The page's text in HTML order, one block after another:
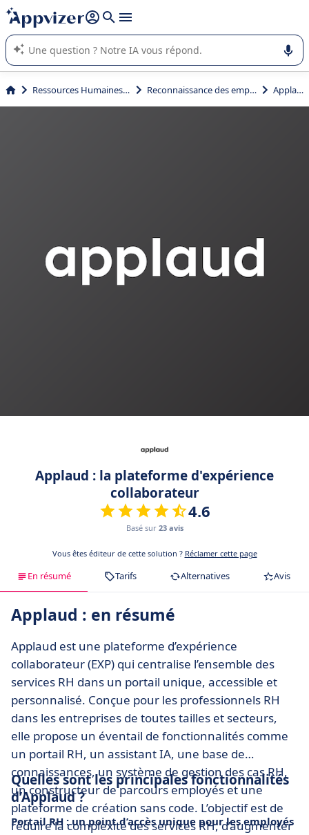
répondre (plusieurs lignes avec
L'IA de Appvizer vous guide dans l'utilisation ou la sélection de
logiciel SaaS en entreprise.
Ressources Humaines (RH) Reconnaissance des employés Applaud
Applaud : la plateforme d'expérience
collaborateur
4.6
Basé sur 23 avis
Vous êtes éditeur de cette solution ? Réclamer cette page
En résumé Tarifs Alternatives Avis
Applaud : en résumé
Applaud est une plateforme d’expérience
collaborateur (EXP) qui centralise l’ensemble des
services RH dans un portail unique, accessible et
personnalisé. Conçue pour les professionnels RH
dans les entreprises de toutes tailles et secteurs,
elle propose un éventail de fonctionnalités comme
un portail RH, un assistant IA, une base de
connaissances, un système de gestion des cas RH,
un constructeur de parcours employés et une
plateforme de création sans code. L’objectif est de
réduire la complexité des services RH, d’augmenter
Quelles sont les principales fonctionnalités
d’Applaud ?
Portail RH : un point d’accès unique pour les employés